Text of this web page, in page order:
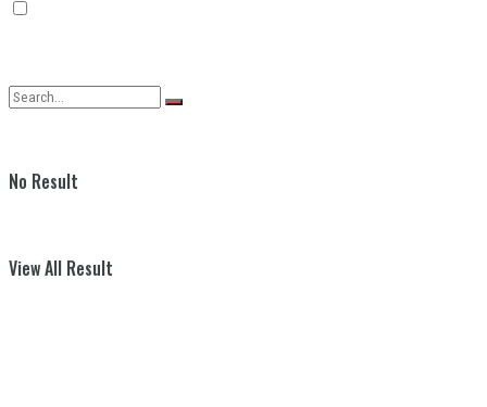
No Result
View All Result